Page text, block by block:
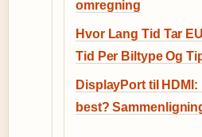
omregning
Hvor Lang Tid Tar
Tid Per Biltype Og
DisplayPort til HDMI:
best?